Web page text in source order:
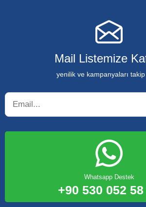
Mail Listemize
yenilik ve kampanyaları takip
Whatsapp Destek
+90 530 052 58